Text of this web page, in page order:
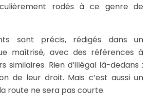
rodés à ce genre de
sont précis, rédigés dans un
maîtrisé, avec des références à
similaires. Rien d’illégal là-dedans :
de leur droit. Mais c’est aussi un
route ne sera pas courte.